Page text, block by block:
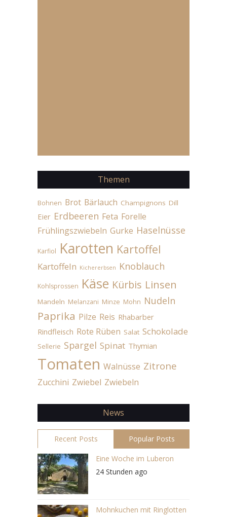
Themen
Bohnen Brot Bärlauch Champignons Dill
Eier Erdbeeren Feta Forelle
Frühlingszwiebeln Gurke Haselnüsse
Karfiol Karotten Kartoffel
Kartoffeln Kichererbsen Knoblauch
Kohlsprossen Käse Kürbis Linsen
Mandeln Melanzani Minze Mohn Nudeln
Paprika Pilze Reis Rhabarber
Rindfleisch Rote Rüben Salat Schokolade
Sellerie Spargel Spinat Thymian
Tomaten Walnüsse Zitrone
Zucchini Zwiebel Zwiebeln
News
Recent Posts Popular Posts
Eine Woche im Luberon
24 Stunden ago
Mohnkuchen mit Ringlotten